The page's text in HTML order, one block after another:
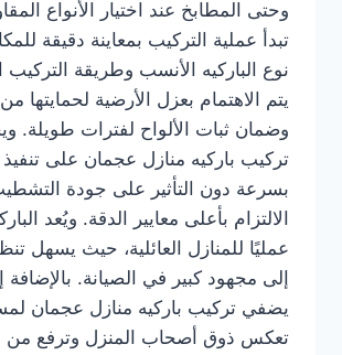
وحتى المطابخ عند اختيار الأنواع
تبدأ عملية التركيب بمعاينة دقيقة
نوع الباركيه الأنسب وطريقة التركيب
يتم الاهتمام بعزل الأرضية لحمايتها
وضمان ثبات الألواح لفترات طويلة.
تركيب باركيه منازل عجمان على
بسرعة دون التأثير على جودة
الالتزام بأعلى معايير الدقة. ويُعد
عمليًا للمنازل العائلية، حيث يسهل
إلى مجهود كبير في الصيانة. بالإضافة
يضفي تركيب باركيه منازل عجمان
تعكس ذوق أصحاب المنزل وترفع من